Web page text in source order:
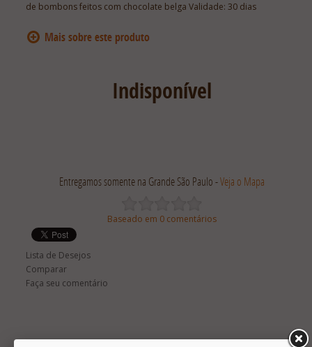
de bombons feitos com chocolate belga Validade: 30 dias
Indisponível
Entregamos somente na Grande São Paulo -Veja o Mapa
Baseado em 0 comentários
Lista de Desejos
Comparar
Faça seu comentário